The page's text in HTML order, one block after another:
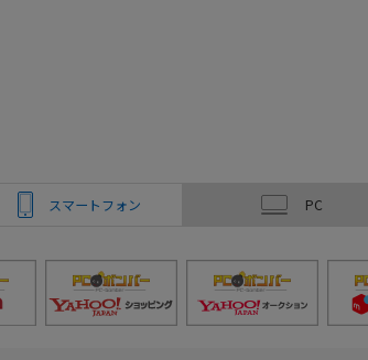
スマートフォン PC